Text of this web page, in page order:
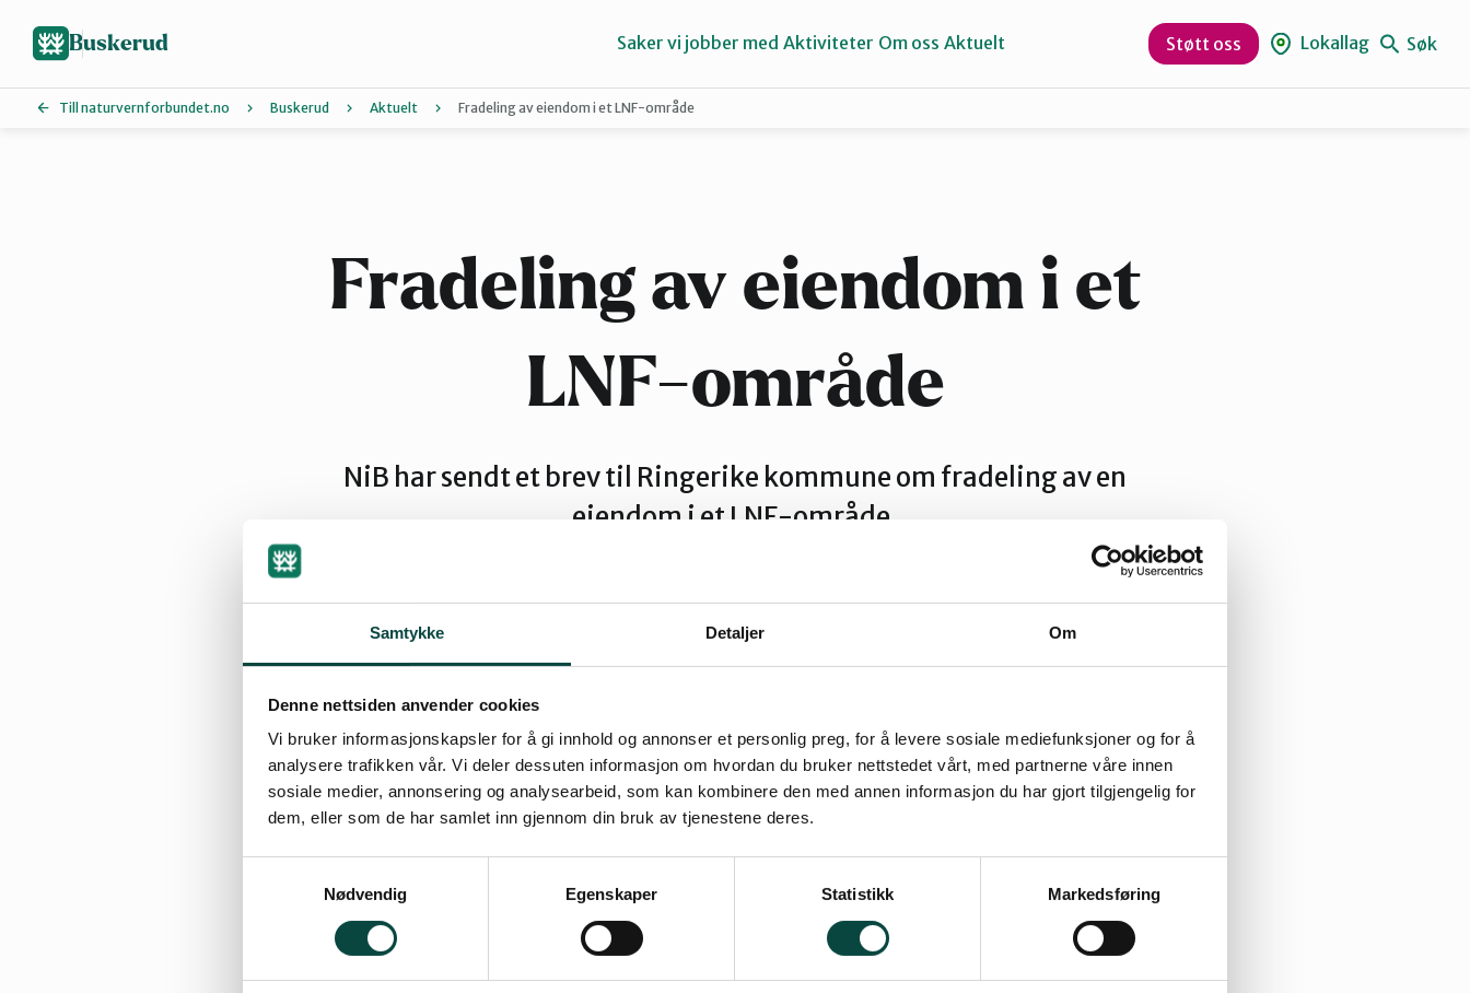
Samtykke Detaljer Om
Denne nettsiden anvender cookies
Vi bruker informasjonskapsler for å gi innhold og annonser et personlig preg, for å levere sosiale mediefunksjoner og for å
analysere trafikken vår. Vi deler dessuten informasjon om hvordan du bruker nettstedet vårt, med partnerne våre innen
sosiale medier, annonsering og analysearbeid, som kan kombinere den med annen informasjon du har gjort tilgjengelig for
dem, eller som de har samlet inn gjennom din bruk av tjenestene deres.
Nødvendig
Egenskaper Statistikk Markedsføring
hovedinnhold
Numedal
Buskerud Saker vi jobber med Aktiviteter Om oss Aktuelt Støtt oss Lokallag Søk
Till naturvernforbundet.no Buskerud Aktuelt Fradeling av eiendom i et LNF-område
Fradeling av eiendom i et
LNF-område
NiB har sendt et brev til Ringerike kommune om fradeling av en
eiendom i et LNF-område.
ByKjell Arild Dokka
15.02.2021 14:53
Eiendommen inneholder naturtypen åpen grunnlendt kalkmark. Denne
lokaliteten er vurdert som svært viktig (verdi A).
Brevet kan lastes ned fra rammen til høyre.